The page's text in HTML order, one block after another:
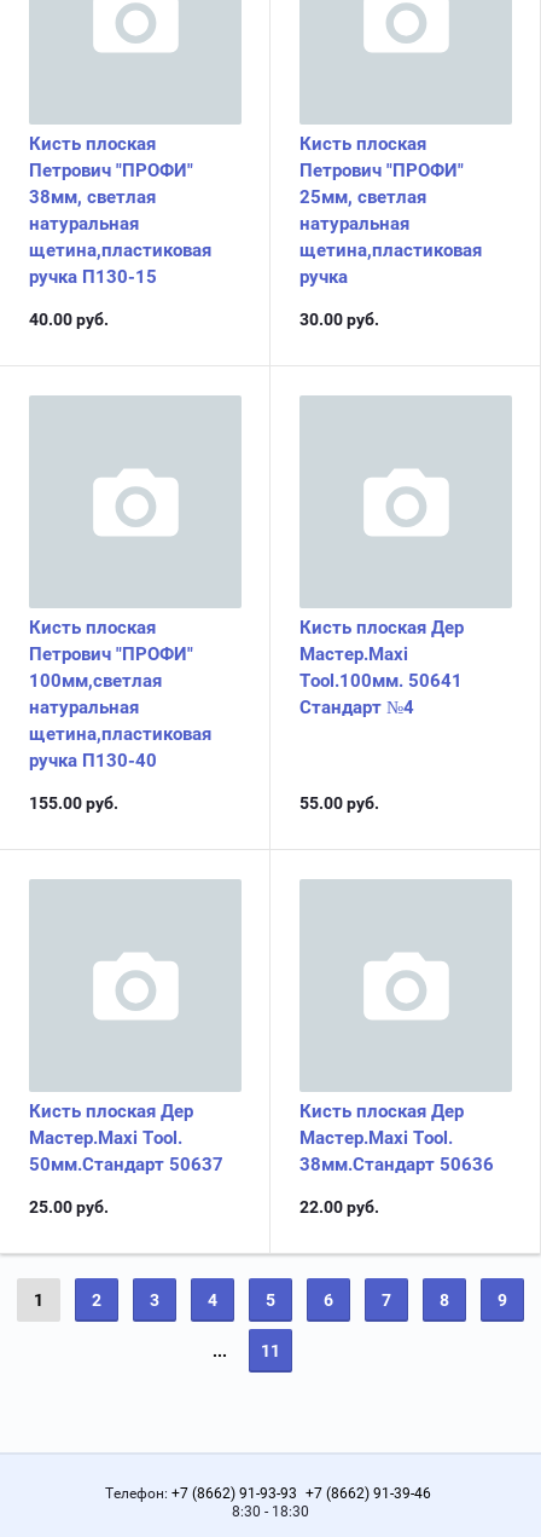
Кисть плоская
Петрович "ПРОФИ"
38мм, светлая
натуральная
щетина,пластиковая
ручка П130-15
40.00руб.
Кисть плоская
Петрович "ПРОФИ"
25мм, светлая
натуральная
щетина,пластиковая
ручка
30.00руб.
Кисть плоская
Петрович "ПРОФИ"
100мм,светлая
натуральная
щетина,пластиковая
ручка П130-40
155.00руб.
Кисть плоская Дер
Мастер.Maxi
Tool.100мм. 50641
Стандарт №4
55.00руб.
Кисть плоская Дер
Мастер.Maxi Tool.
50мм.Стандарт 50637
25.00руб.
Кисть плоская Дер
Мастер.Maxi Tool.
38мм.Стандарт 50636
22.00руб.
1 2 3 4 5 6 7 8 9
... 11
Телефон: +7 (8662) 91-93-93 +7 (8662) 91-39-46
8:30 - 18:30